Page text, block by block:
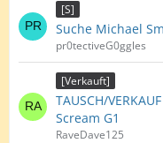
[S]
Suche Michael
pr0tectiveG0ggles
[Verkauft]
TAUSCH/
Scream G1
RaveDave125